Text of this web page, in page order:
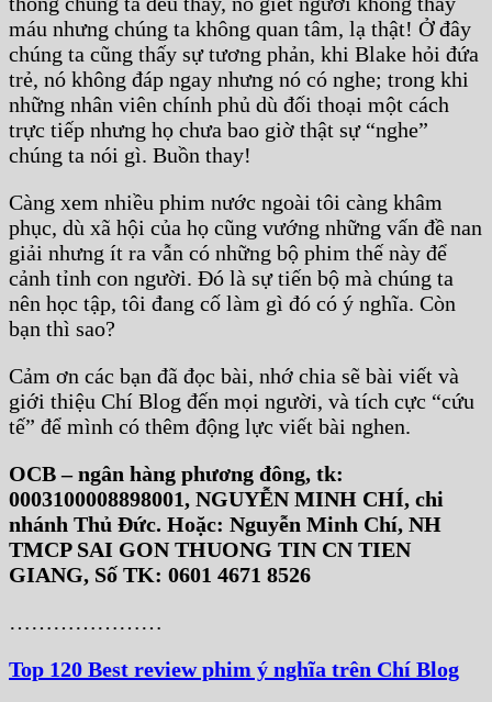
máu nhưng chúng ta không quan tâm, lạ thật! Ở đây
chúng ta cũng thấy sự tương phản, khi Blake hỏi đứa
trẻ, nó không đáp ngay nhưng nó có nghe; trong khi
những nhân viên chính phủ dù đối thoại một cách
trực tiếp nhưng họ chưa bao giờ thật sự “nghe”
chúng ta nói gì. Buồn thay!
Càng xem nhiều phim nước ngoài tôi càng khâm
phục, dù xã hội của họ cũng vướng những vấn đề nan
giải nhưng ít ra vẫn có những bộ phim thế này để
cảnh tỉnh con người. Đó là sự tiến bộ mà chúng ta
nên học tập, tôi đang cố làm gì đó có ý nghĩa. Còn
bạn thì sao?
Cảm ơn các bạn đã đọc bài, nhớ chia sẽ bài viết và
giới thiệu Chí Blog đến mọi người, và tích cực “cứu
tế” để mình có thêm động lực viết bài nghen.
OCB – ngân hàng phương đông, tk:
0003100008898001, NGUYỄN MINH CHÍ, chi
nhánh Thủ Đức. Hoặc: Nguyễn Minh Chí, NH
TMCP SAI GON THUONG TIN CN TIEN
GIANG, Số TK: 0601 4671 8526
…………………
Top 120 Best review phim ý nghĩa trên Chí Blog